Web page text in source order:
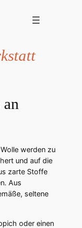
werden zu
und auf die
zarte Stoffe
Aus
seltene
oder einen